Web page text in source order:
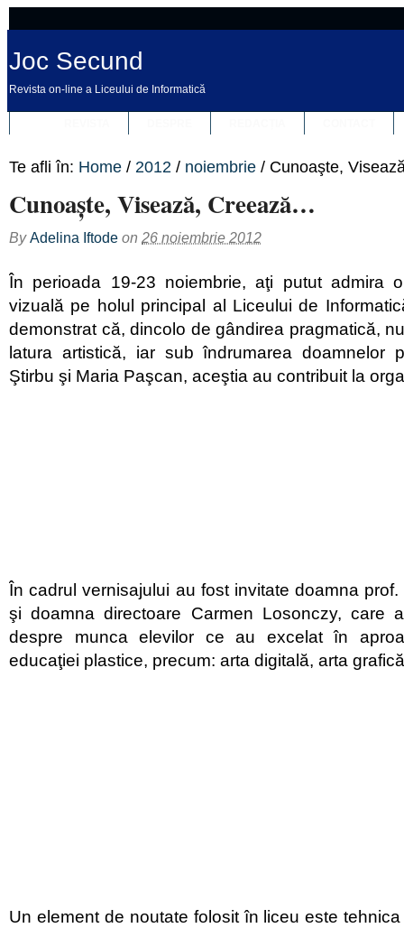
Joc Secund
Revista on-line a Liceului de Informatică
Te afli în: Home / 2012 / noiembrie / Cunoaşte,
Cunoaşte, Visează, Creează…
By Adelina Iftode on 26 noiembrie 2012
În perioada 19-23 noiembrie, aţi putut admira
vizuală pe holul principal al Liceului de
demonstrat că, dincolo de gândirea pragmatică,
latura artistică, iar sub îndrumarea doamnelor
Ştirbu şi Maria Paşcan, aceştia au contribuit la
În cadrul vernisajului au fost invitate doamna
şi doamna directoare Carmen Losonczy, care
despre munca elevilor ce au excelat în
educaţiei plastice, precum: arta digitală, arta
Un element de noutate folosit în liceu este